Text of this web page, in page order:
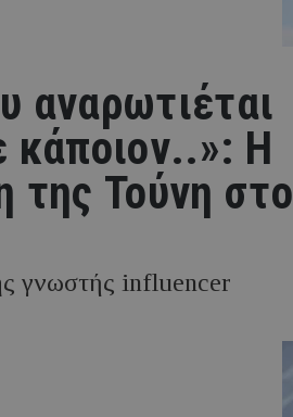
αναρωτιέται
κάποιον..»: Η
της Τούνη στο
γνωστής influencer